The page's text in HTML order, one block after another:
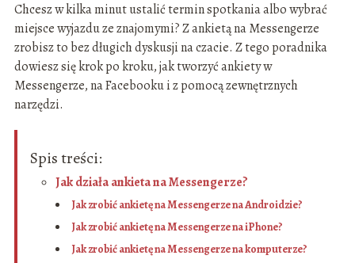
Chcesz w kilka minut ustalić termin spotkania albo wybrać
miejsce wyjazdu ze znajomymi? Z ankietą na Messengerze
zrobisz to bez długich dyskusji na czacie. Z tego poradnika
dowiesz się krok po kroku, jak tworzyć ankiety w
Messengerze, na Facebooku i z pomocą zewnętrznych
narzędzi.
Spis treści:
Jak działa ankieta na Messengerze?
Jak zrobić ankietę na Messengerze na Androidzie?
Jak zrobić ankietę na Messengerze na iPhone?
Jak zrobić ankietę na Messengerze na komputerze?